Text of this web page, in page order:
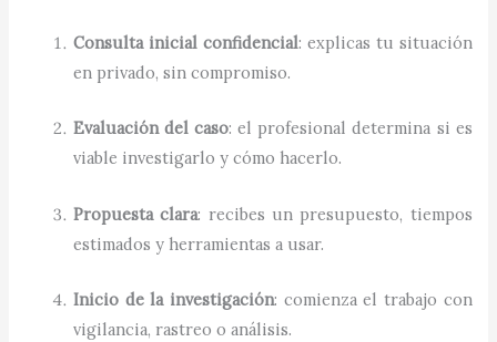
Consulta inicial confidencial: explicas tu situación
en privado, sin compromiso.
Evaluación del caso: el profesional determina si es
viable investigarlo y cómo hacerlo.
Propuesta clara: recibes un presupuesto, tiempos
estimados y herramientas a usar.
Inicio de la investigación: comienza el trabajo con
vigilancia, rastreo o análisis.